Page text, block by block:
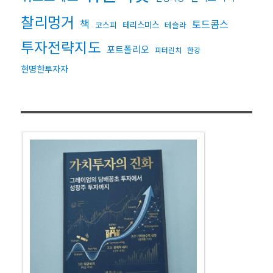
찰리멍거 책 코스피 테리스미스 테슬라 토드콤스
투자전략지도 포트폴리오 피터린치 한강
현명한투자자